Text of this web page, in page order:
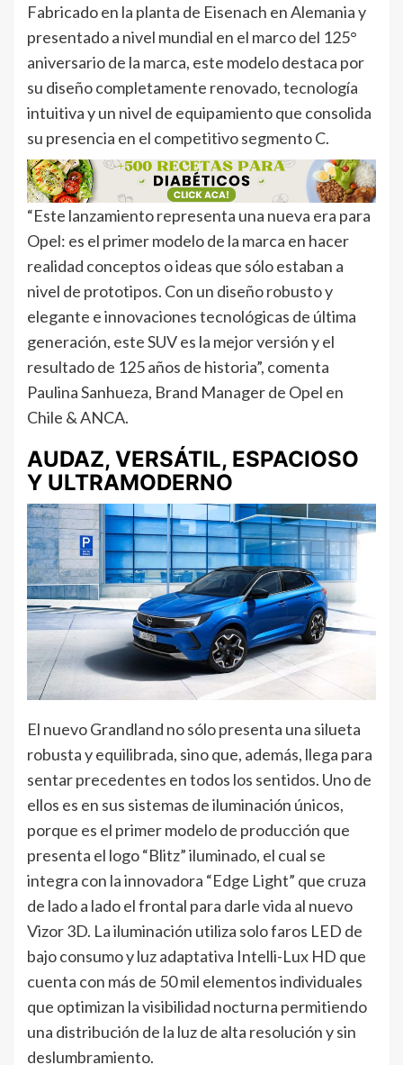
Fabricado en la planta de Eisenach en Alemania y
presentado a nivel mundial en el marco del 125°
aniversario de la marca, este modelo destaca por
su diseño completamente renovado, tecnología
intuitiva y un nivel de equipamiento que consolida
su presencia en el competitivo segmento C.
“Este lanzamiento representa una nueva era para
Opel: es el primer modelo de la marca en hacer
realidad conceptos o ideas que sólo estaban a
nivel de prototipos. Con un diseño robusto y
elegante e innovaciones tecnológicas de última
generación, este SUV es la mejor versión y el
resultado de 125 años de historia”, comenta
Paulina Sanhueza, Brand Manager de Opel en
Chile & ANCA.
AUDAZ, VERSÁTIL, ESPACIOSO
Y ULTRAMODERNO
El nuevo Grandland no sólo presenta una silueta
robusta y equilibrada, sino que, además, llega para
sentar precedentes en todos los sentidos. Uno de
ellos es en sus sistemas de iluminación únicos,
porque es el primer modelo de producción que
presenta el logo “Blitz” iluminado, el cual se
integra con la innovadora “Edge Light” que cruza
de lado a lado el frontal para darle vida al nuevo
Vizor 3D. La iluminación utiliza solo faros LED de
bajo consumo y luz adaptativa Intelli-Lux HD que
cuenta con más de 50 mil elementos individuales
que optimizan la visibilidad nocturna permitiendo
una distribución de la luz de alta resolución y sin
deslumbramiento.